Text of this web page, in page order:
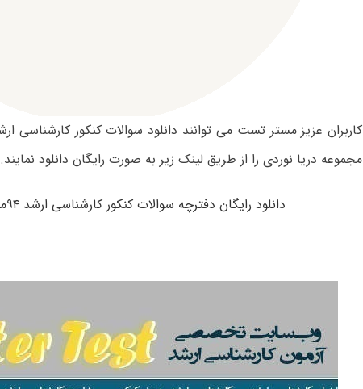
مجموعه دریا نوردی را از طریق لینک زیر به صورت رایگان دانلود نمایند.
دانلود رایگان دفترچه سوالات کنکور کارشناسی ارشد ۹۴مجموعه دریا نوردی